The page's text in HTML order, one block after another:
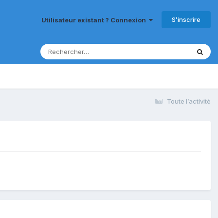
Utilisateur existant ? Connexion S’inscrire
Toute l’activité